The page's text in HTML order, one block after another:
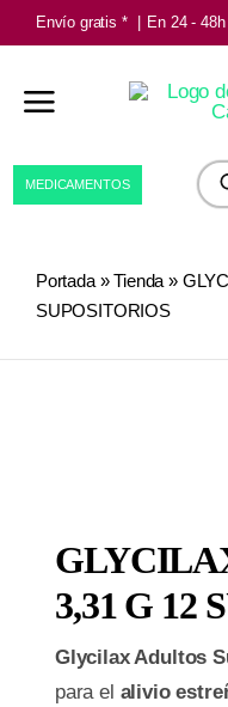
Saltar
al
contenido
Envío gratis * En 24 - 48h
de
MEDICAMENTOS
Portada»Tienda »
SUPOSITORIOS
3,31 G 12
Glycilax Adultos
para el alivio